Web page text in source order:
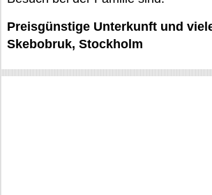
Preisgünstige Unterkunft und
Skebobruk, Stockholm